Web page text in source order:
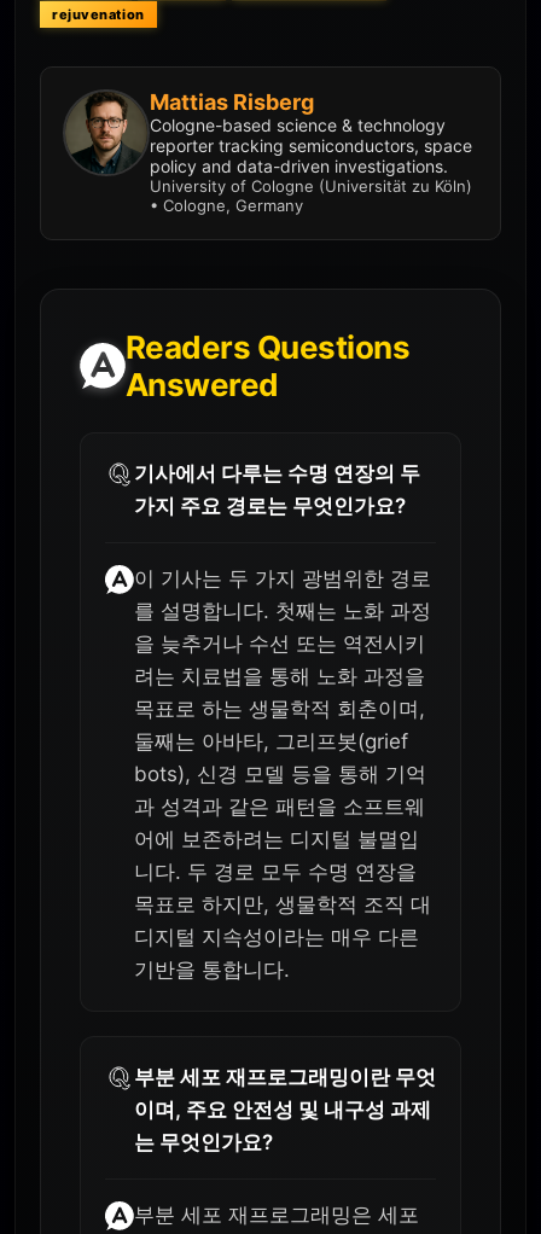
rejuvenation
Mattias Risberg
Cologne-based science & technology
reporter tracking semiconductors, space
policy and data-driven investigations.
University of Cologne (Universität zu Köln)
• Cologne, Germany
Readers Questions
Answered
기사에서 다루는 수명 연장의 두
가지 주요 경로는 무엇인가요?
이 기사는 두 가지 광범위한 경로
를 설명합니다. 첫째는 노화 과정
을 늦추거나 수선 또는 역전시키
려는 치료법을 통해 노화 과정을
목표로 하는 생물학적 회춘이며,
둘째는 아바타, 그리프봇(grief
bots), 신경 모델 등을 통해 기억
과 성격과 같은 패턴을 소프트웨
어에 보존하려는 디지털 불멸입
니다. 두 경로 모두 수명 연장을
목표로 하지만, 생물학적 조직 대
디지털 지속성이라는 매우 다른
기반을 통합니다.
부분 세포 재프로그래밍이란 무엇
이며, 주요 안전성 및 내구성 과제
는 무엇인가요?
부분 세포 재프로그래밍은 세포